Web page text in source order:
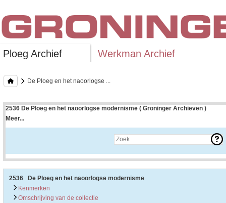
Ploeg Archief Werkman Archief
De Ploeg en het naoorlogse ...
2536 De Ploeg en het naoorlogse modernisme ( Groninger Archieven )
Meer...
Uitleg bij archieftoegang
Een archieftoegang geeft uitgebreide informatie over een bepaald archief.
• Kenmerken van het archief
• Inleiding op het archief
• Inventaris of plaatsingslijst
• Eventueel bijlagen
De kenmerken van het archief zijn o.m. de omvang, vindplaats,
2536 De Ploeg en het naoorlogse modernisme
Kenmerken
Omschrijving van de collectie